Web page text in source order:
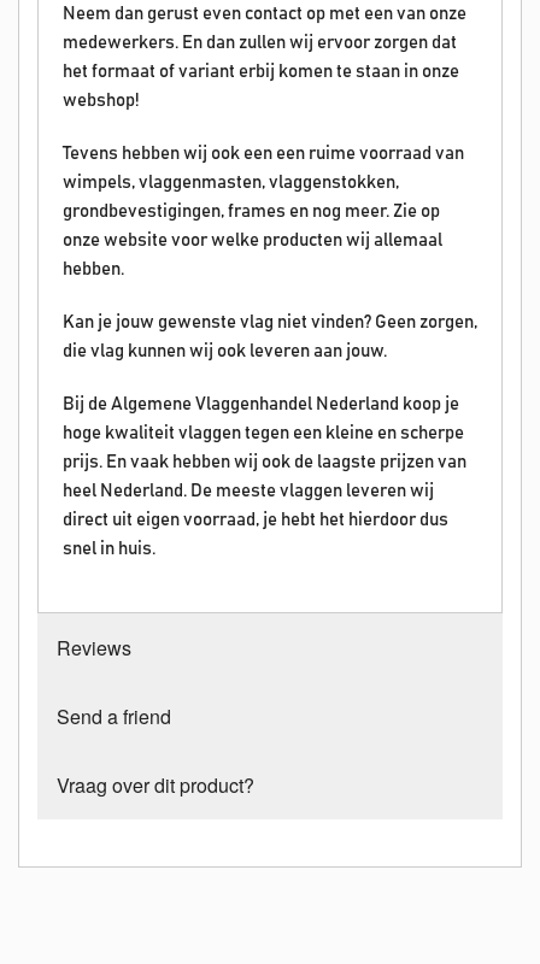
Neem dan gerust even contact op met een van onze
medewerkers. En dan zullen wij ervoor zorgen dat
het formaat of variant erbij komen te staan in onze
webshop!
Tevens hebben wij ook een een ruime voorraad van
wimpels, vlaggenmasten, vlaggenstokken,
grondbevestigingen, frames en nog meer. Zie op
onze website voor welke producten wij allemaal
hebben.
Kan je jouw gewenste vlag niet vinden? Geen zorgen,
die vlag kunnen wij ook leveren aan jouw.
Bij de Algemene Vlaggenhandel Nederland koop je
hoge kwaliteit vlaggen tegen een kleine en scherpe
prijs. En vaak hebben wij ook de laagste prijzen van
heel Nederland. De meeste vlaggen leveren wij
direct uit eigen voorraad, je hebt het hierdoor dus
snel in huis.
Reviews
Send a friend
Vraag over dit product?